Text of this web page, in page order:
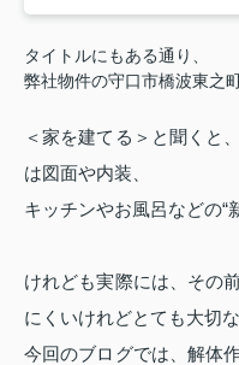
タイトルにもある通り、
弊社物件の守口市橋波東之
＜家を建てる＞ と聞くと
は図面や内装、
キッチンやお風呂などの“
けれども実際には、その
にくいけれどとても大切
今回のブログでは、解体